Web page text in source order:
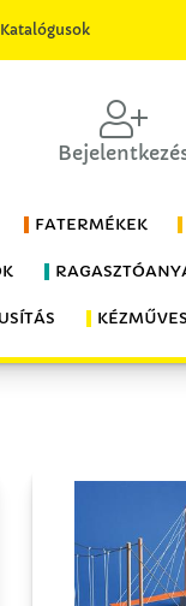
Katalógusok
FATERMÉKEK